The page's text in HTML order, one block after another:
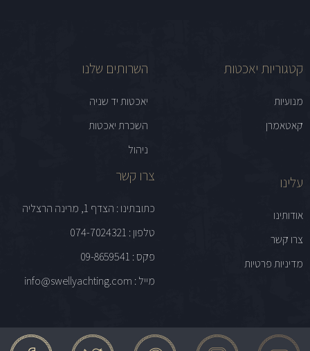
קטגוריות יאכטות
מנועיות
קאטאמרן
השרותים שלנו
יאכטות יד שניה
השכרת יאכטות
ניהול
עלינו
אודותינו
צרו קשר
מדיניות פרטיות
צרו קשר
כתובתינו : הצדף 1, מרינה הרצליה
טלפון : 074-7024321
פקס : 09-8659541
מייל : info@swellyachting.com